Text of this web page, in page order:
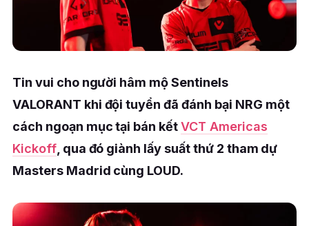
Tin vui cho người hâm mộ Sentinels
VALORANT khi đội tuyển đã đánh bại NRG một
cách ngoạn mục tại bán kếtVCT Americas
Kickoff, qua đó giành lấy suất thứ 2 tham dự
Masters Madrid cùng LOUD.